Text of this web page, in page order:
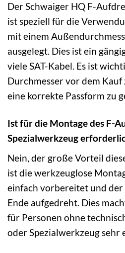
Der Schwaiger HQ F-
ist speziell für die
mit einem
ausgelegt. Dies ist ein
viele SAT-Kabel. Es ist
Durchmesser vor dem
eine korrekte Passform zu
Ist für die Montage des F-
Spezialwerkzeug
Nein, der große Vorteil
ist die werkzeuglose
einfach vorbereitet und der
Ende aufgedreht. Dies
für Personen ohne
oder Spezialwerkzeug sehr